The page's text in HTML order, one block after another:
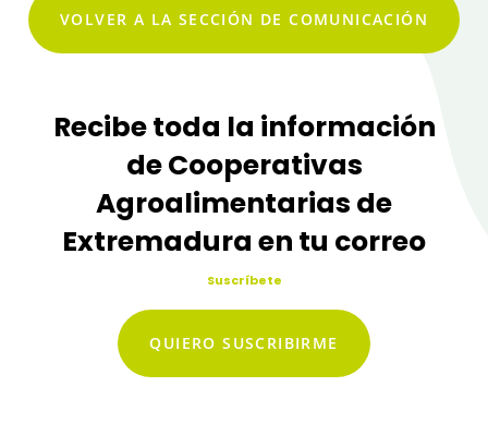
VOLVER A LA SECCIÓN DE COMUNICACIÓN
Recibe toda la información
de Cooperativas
Agroalimentarias de
Extremadura en tu correo
Suscríbete
QUIERO SUSCRIBIRME